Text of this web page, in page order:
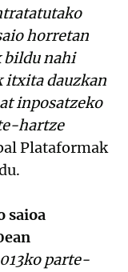
horretan
bildu nahi
itxita dauzkan
inposatzeko
hartze
Plataformak
saioa
parte-